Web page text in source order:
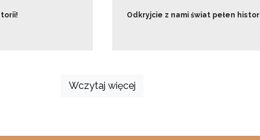
Odkryjcie z nami świat pełen
Wczytaj więcej